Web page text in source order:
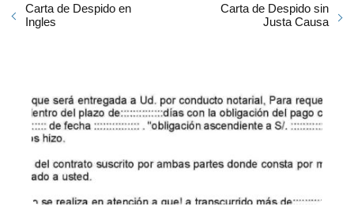
Carta de Despido en
Ingles
Carta de Despido sin
Justa Causa